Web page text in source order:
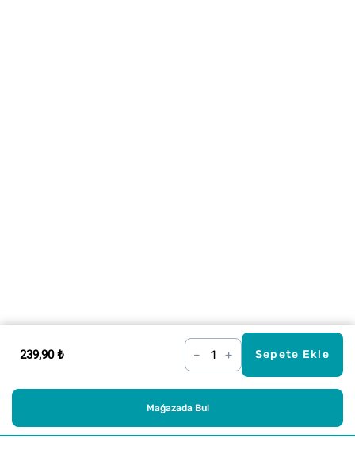
239,90 ₺ – + Sepete Ekle
Mağazada Bul